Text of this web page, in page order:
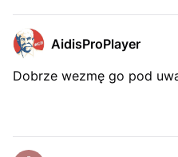
AidisProPlayer
Dobrze wezmę go pod